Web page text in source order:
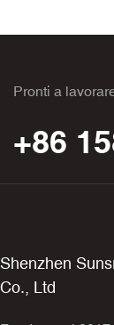
Pronti a
+86
Shenzhen
Co., Ltd